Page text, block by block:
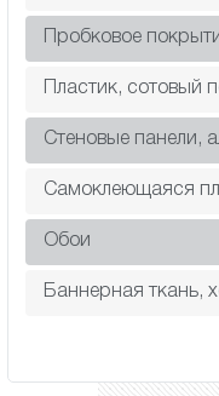
Пробковое
Пластик, сотовый
Cтеновые панели,
Самоклеющаяся
Обои
Баннерная ткань,